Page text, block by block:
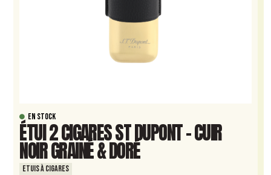
EN STOCK
ÉTUI 2 CIGARES ST DUPONT – CUIR
NOIR GRAINÉ & DORÉ
ETUIS À CIGARES